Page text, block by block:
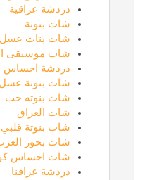
دردشة عراقية
شات بنوتة
شات بنات عسل
شات موسيقى
دردشة احساس
شات بنوتة عسل
شات بنوتة حب
شات العراق
شات بنوتة قلبي
شات بحور
شات احساس
دردشة عراقنا